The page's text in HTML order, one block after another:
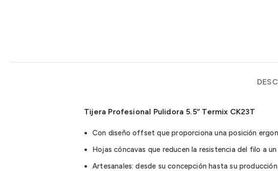
Tijera Profesional Pulidora 5.5’’ Termix CK23T
Con diseño offset que proporciona una posición
Hojas cóncavas que reducen la resistencia del filo a
Artesanales: desde su concepción hasta su